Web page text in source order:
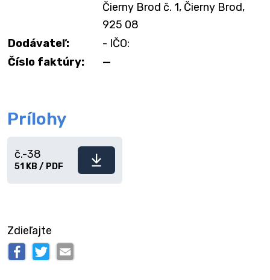
Čierny Brod č. 1, Čierny Brod,
925 08
Dodávateľ:
- IČO:
Číslo faktúry:
—
Prílohy
Stiahnuť
č.-38
51 KB / PDF
Zdieľajte